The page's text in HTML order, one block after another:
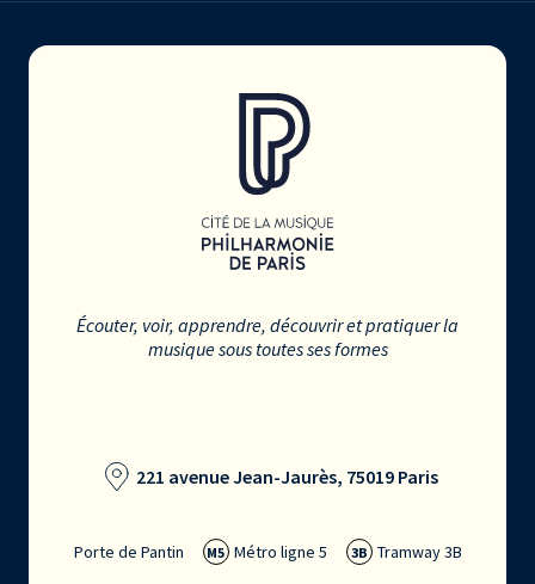
Écouter, voir, apprendre, découvrir et pratiquer la
musique sous toutes ses formes
221 avenue Jean-Jaurès, 75019 Paris
Porte de Pantin M5 Métro ligne 5 3B Tramway 3B